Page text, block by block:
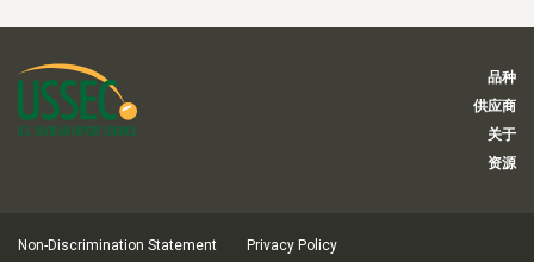
品种
供应商
关于
资源
Non-Discrimination Statement Privacy Policy